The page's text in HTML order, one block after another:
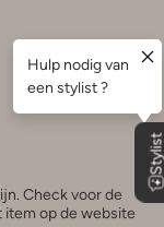
Check voor de
op de website